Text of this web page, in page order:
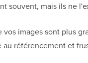
souvent, mais ils ne
images sont plus
référencement et